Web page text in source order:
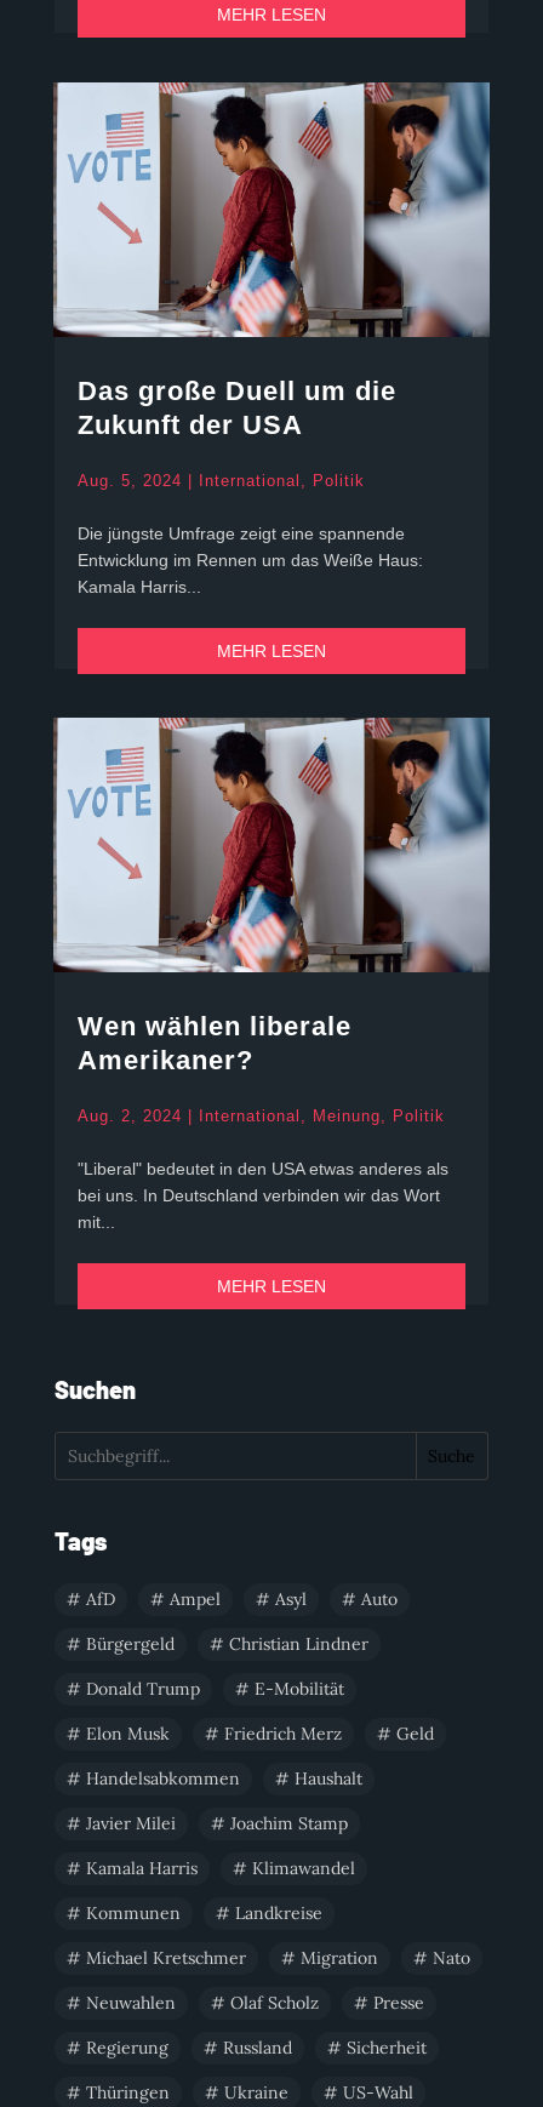
MEHR LESEN
Das große Duell um die
Zukunft der USA
Aug. 5, 2024 International Politik
Die jüngste Umfrage zeigt eine spannende
Entwicklung im Rennen um das Weiße Haus:
Kamala Harris...
MEHR LESEN
Wen wählen liberale
Amerikaner?
Aug. 2, 2024 International , Meinung, Politik
"Liberal" bedeutet in den USA etwas anderes als
bei uns. In Deutschland verbinden wir das Wort
mit...
MEHR LESEN
Suchen
Suche
Tags
AfD Ampel Asyl Auto
Bürgergeld Christian Lindner
Donald Trump E-Mobilität
Elon Musk Friedrich Merz Geld
Handelsabkommen Haushalt
Javier Milei Joachim Stamp
Kamala Harris Klimawandel
Kommunen Landkreise
Michael Kretschmer Migration Nato
Neuwahlen Olaf Scholz Presse
Regierung Russland Sicherheit
Thüringen Ukraine US-Wahl